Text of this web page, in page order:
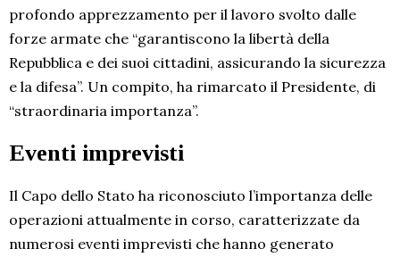
profondo apprezzamento per il lavoro svolto dalle
forze armate che “garantiscono la libertà della
Repubblica e dei suoi cittadini, assicurando la sicurezza
e la difesa”. Un compito, ha rimarcato il Presidente, di
“straordinaria importanza”.
Eventi imprevisti
Il Capo dello Stato ha riconosciuto l’importanza delle
operazioni attualmente in corso, caratterizzate da
numerosi eventi imprevisti che hanno generato